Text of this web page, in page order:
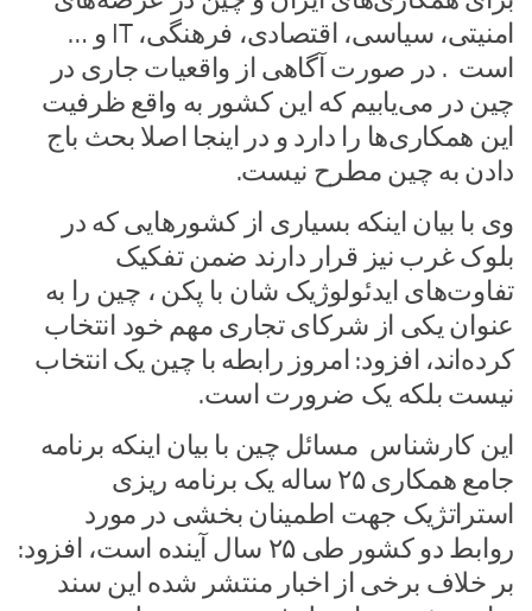
امنیتی، سیاسی، اقتصادی، فرهنگی، IT و …
است . در صورت آگاهی از واقعیات جاری در
چین در می‌یابیم که این کشور به واقع ظرفیت
این همکاری‌ها را دارد و در اینجا اصلا بحث باج
دادن به چین مطرح نیست.
وی با بیان اینکه بسیاری از کشورهایی که در
بلوک غرب نیز قرار دارند ضمن تفکیک
تفاوت‌های ایدئولوژیک شان با پکن ، چین را به
عنوان یکی از شرکای تجاری مهم خود انتخاب
کرده‌اند، افزود: امروز رابطه با چین یک انتخاب
نیست بلکه یک ضرورت است.
این کارشناس مسائل چین با بیان اینکه برنامه
جامع همکاری ۲۵ ساله یک برنامه ریزی
استراتژیک جهت اطمینان بخشی در مورد
روابط دو کشور طی ۲۵ سال آینده است، افزود:
بر خلاف برخی از اخبار منتشر شده این سند